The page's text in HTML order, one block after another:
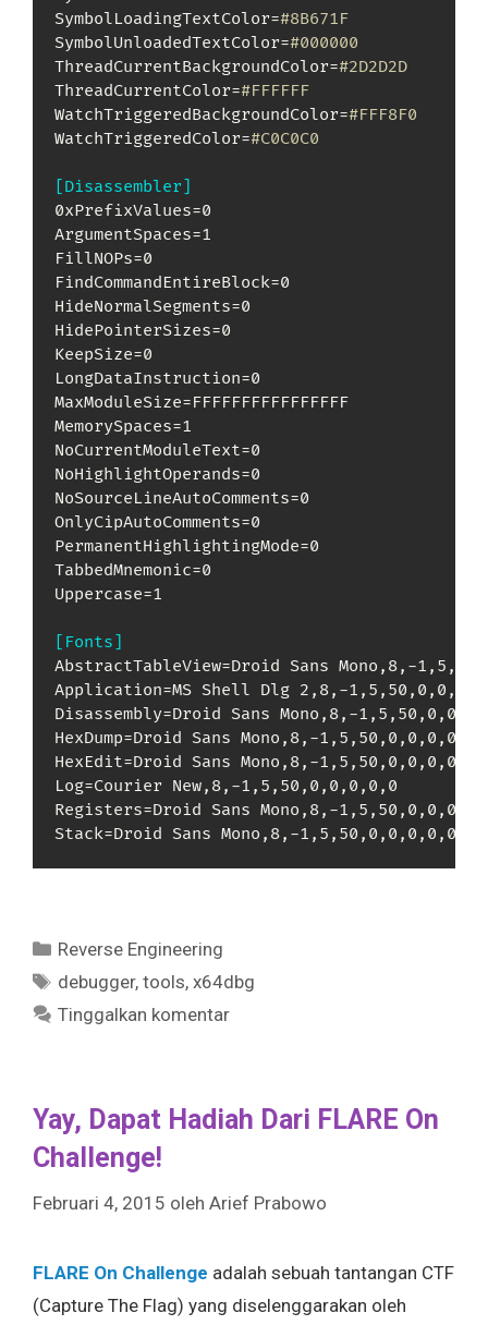
SymbolLoadingTextColor=#8B671F
SymbolUnloadedTextColor=#000000
ThreadCurrentBackgroundColor=#2D2D2D
ThreadCurrentColor=#FFFFFF
WatchTriggeredBackgroundColor=#FFF8F0
WatchTriggeredColor=#C0C0C0
[Disassembler]
0xPrefixValues=0
ArgumentSpaces=1
FillNOPs=0
FindCommandEntireBlock=0
HideNormalSegments=0
HidePointerSizes=0
KeepSize=0
LongDataInstruction=0
MaxModuleSize=FFFFFFFFFFFFFFFF
MemorySpaces=1
NoCurrentModuleText=0
NoHighlightOperands=0
NoSourceLineAutoComments=0
OnlyCipAutoComments=0
PermanentHighlightingMode=0
TabbedMnemonic=0
Uppercase=1
[Fonts]
AbstractTableView=Droid Sans Mono,8,-
Application=MS Shell Dlg 2,8,-
Disassembly=Droid Sans Mono,8,-
HexDump=Droid Sans Mono,8,-1,5,50,0,0,0,0,0
HexEdit=Droid Sans Mono,8,-1,5,50,0,0,0,0,0
Log=Courier New,8,-1,5,50,0,0,0,0,0
Registers=Droid Sans Mono,8,-
Stack=Droid Sans Mono,8,-1,5,50,0,0,0,0,0
Kategori
Reverse Engineering
Tag
debugger,tools,x64dbg
Tinggalkan komentar
Yay, Dapat Hadiah Dari FLARE On
Challenge!
Februari 4, 2015 oleh Arief Prabowo
FLARE On Challenge adalah sebuah tantangan CTF
(Capture The Flag) yang diselenggarakan oleh